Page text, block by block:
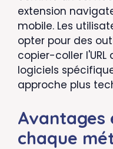
extension
mobile. Les
opter pour des
copier-coller
logiciels
approche plus
Avantages
chaque